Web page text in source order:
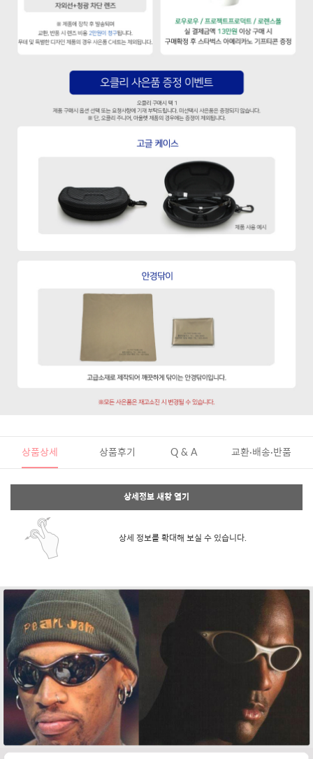
상품상세 상품후기 Q & A 교환·배송·반품
상세정보 새창 열기
상세 정보를 확대해 보실 수 있습니다.